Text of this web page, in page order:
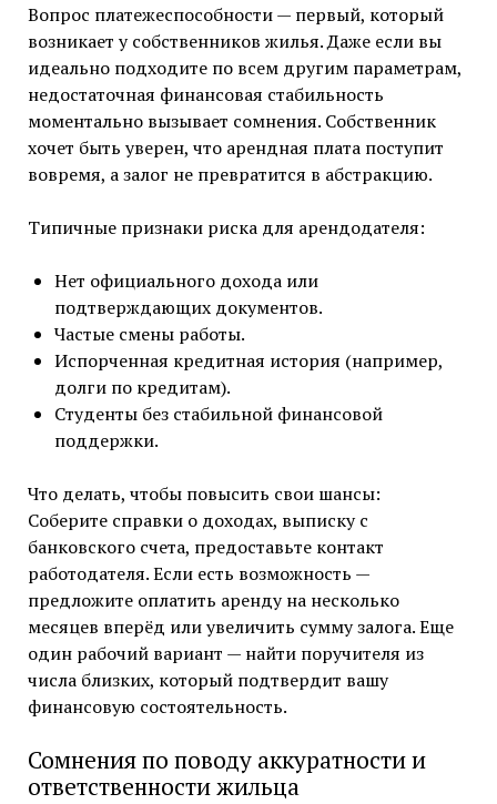
Вопрос платежеспособности — первый, который
возникает у собственников жилья. Даже если вы
идеально подходите по всем другим параметрам,
недостаточная финансовая стабильность
моментально вызывает сомнения. Собственник
хочет быть уверен, что арендная плата поступит
вовремя, а залог не превратится в абстракцию.
Типичные признаки риска для арендодателя:
Нет официального дохода или
подтверждающих документов.
Частые смены работы.
Испорченная кредитная история (например,
долги по кредитам).
Студенты без стабильной финансовой
поддержки.
Что делать, чтобы повысить свои шансы:
Соберите справки о доходах, выписку с
банковского счета, предоставьте контакт
работодателя. Если есть возможность —
предложите оплатить аренду на несколько
месяцев вперёд или увеличить сумму залога. Еще
один рабочий вариант — найти поручителя из
числа близких, который подтвердит вашу
финансовую состоятельность.
Сомнения по поводу аккуратности и
ответственности жильца